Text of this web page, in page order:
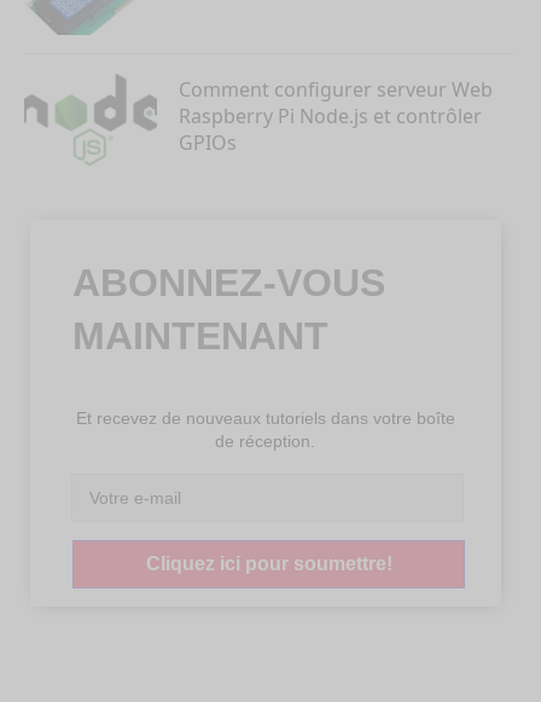
Comment configurer serveur Web
Raspberry Pi Node.js et contrôler
GPIOs
ABONNEZ-VOUS
MAINTENANT
Et recevez de nouveaux tutoriels dans votre boîte
de réception.
Cliquez ici pour soumettre!